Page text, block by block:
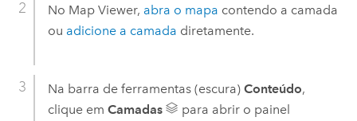
No Map Viewer, abra o mapa contendo a camada
ou adicione a camada diretamente.
Na barra de ferramentas (escura) Conteúdo,
clique em Camadas
para abrir o painel